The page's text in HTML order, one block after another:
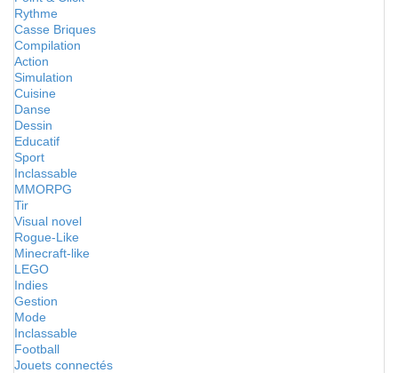
Rythme
Casse Briques
Compilation
Action
Simulation
Cuisine
Danse
Dessin
Educatif
Sport
Inclassable
MMORPG
Tir
Visual novel
Rogue-Like
Minecraft-like
LEGO
Indies
Gestion
Mode
Inclassable
Football
Jouets connectés